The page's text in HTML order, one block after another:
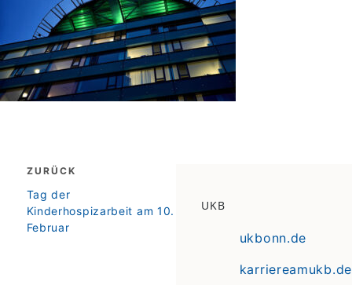
Beitragsnavigation
ZURÜCK
zurück
Tag der
Kinderhospizarbeit am 10.
Februar
UKB
ukbonn.de
karriereamukb.de